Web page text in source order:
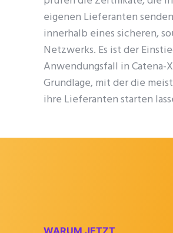
eigenen Lieferanten
innerhalb eines sicheren,
Netzwerks. Es ist der
Anwendungsfall in Catena-
Grundlage, mit der die
ihre Lieferanten starten
WARUM JETZT